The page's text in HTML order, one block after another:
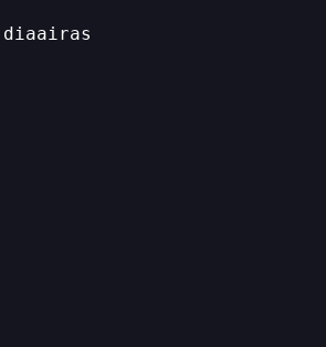
diaairas